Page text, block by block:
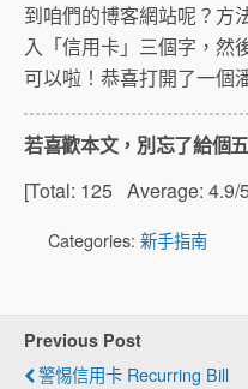
到咱們的博客網站呢？
入「信用卡」三個字，然
可以啦！恭喜打開了一個
若喜歡本文，別忘了給個
[Total: 125 Average: 4.9/
Categories: 新手指南
Previous Post
警惕信用卡 Recurring Bill